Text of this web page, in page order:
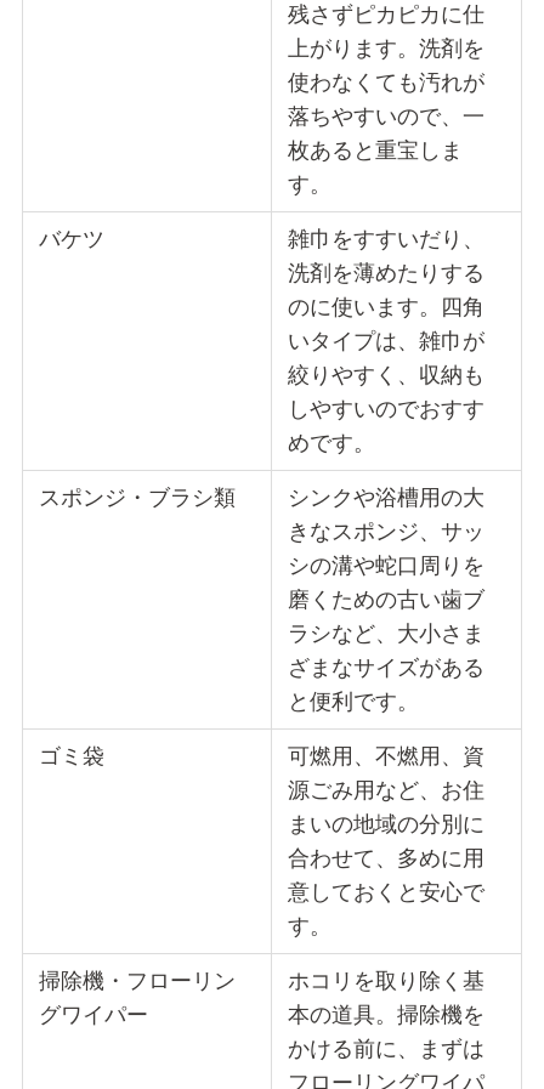
残さずピカピカに仕
上がります。洗剤を
使わなくても汚れが
落ちやすいので、一
枚あると重宝しま
す。
バケツ
雑巾をすすいだり、
洗剤を薄めたりする
のに使います。四角
いタイプは、雑巾が
絞りやすく、収納も
しやすいのでおすす
めです。
スポンジ・ブラシ類
シンクや浴槽用の大
きなスポンジ、サッ
シの溝や蛇口周りを
磨くための古い歯ブ
ラシなど、大小さま
ざまなサイズがある
と便利です。
ゴミ袋
可燃用、不燃用、資
源ごみ用など、お住
まいの地域の分別に
合わせて、多めに用
意しておくと安心で
す。
掃除機・フローリン
グワイパー
ホコリを取り除く基
本の道具。掃除機を
かける前に、まずは
フローリングワイパ